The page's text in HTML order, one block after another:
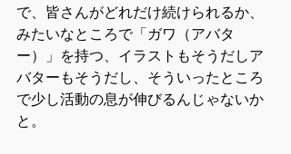
で、皆さんがどれだけ続けられるか、
みたいなところで「ガワ（アバタ
ー）」を持つ、イラストもそうだしア
バターもそうだし、そういったところ
で少し活動の息が伸びるんじゃないか
と。